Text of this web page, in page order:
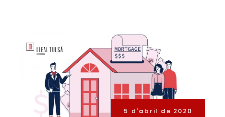
5 d'abril de 2020